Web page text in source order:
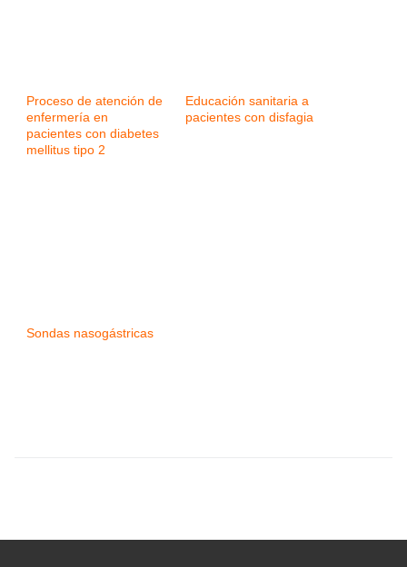
Proceso de atención de
enfermería en
pacientes con diabetes
mellitus tipo 2
Educación sanitaria a
pacientes con disfagia
Sondas nasogástricas